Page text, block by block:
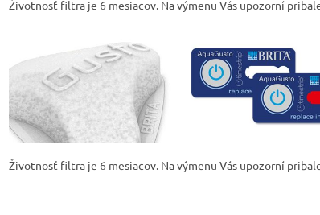
Životnosť filtra je 6 mesiacov. Na výmenu Vás upozorní
Životnosť filtra je 6 mesiacov. Na výmenu Vás upozorní